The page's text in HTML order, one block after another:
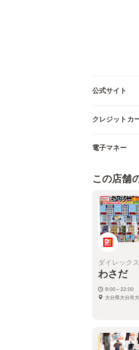
公式サイト
クレジットカ
電子マネー
この店舗
ダイレックス
わさだ
9:00～22:00
大分県大分市